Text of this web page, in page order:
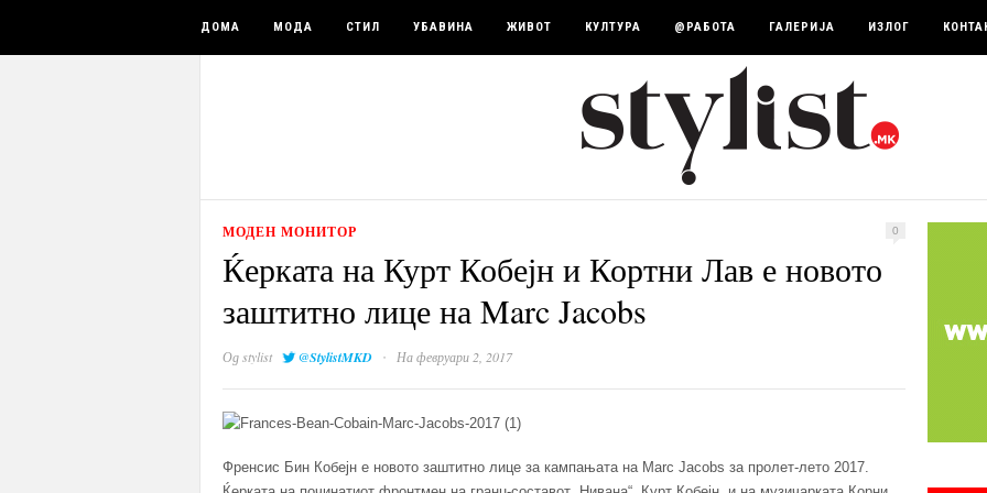
ДОМА МОДА СТИЛ УБАВИНА ЖИВОТ КУЛТУРА @РАБОТА ГАЛЕРИЈА ИЗЛОГ
МОДЕН МОНИТОР 0
Ќерката на Курт Кобејн и Кортни Лав е новото
заштитно лице на Marc Jacobs
Одstylist @StylistMKD · На февруари 2, 2017
Френсис Бин Кобејн е новото заштитно лице за кампањата на Marc Jacobs за пролет-лето 2017.